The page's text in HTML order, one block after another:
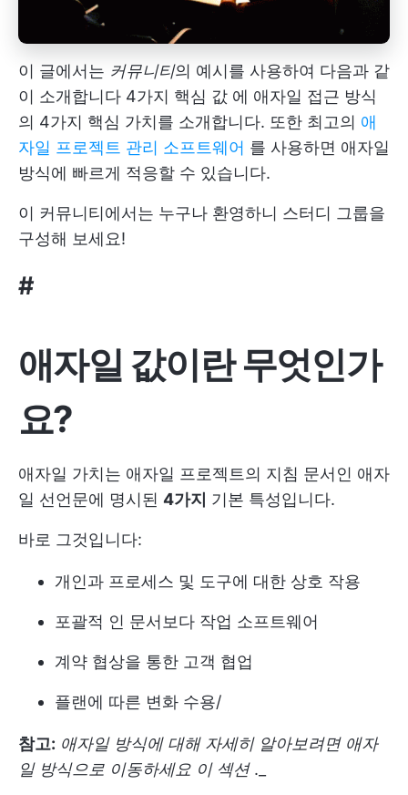
이 글에서는 커뮤니티의 예시를 사용하여 다음과 같
이 소개합니다 4가지 핵심 값 에 애자일 접근 방식
의 4가지 핵심 가치를 소개합니다. 또한 최고의 애
자일 프로젝트 관리 소프트웨어 를 사용하면 애자일
방식에 빠르게 적응할 수 있습니다.
이 커뮤니티에서는 누구나 환영하니 스터디 그룹을
구성해 보세요!
#
애자일 값이란 무엇인가
요?
애자일 가치는 애자일 프로젝트의 지침 문서인 애자
일 선언문에 명시된 4가지 기본 특성입니다.
바로 그것입니다:
개인과 프로세스 및 도구에 대한 상호 작용
포괄적 인 문서보다 작업 소프트웨어
계약 협상을 통한 고객 협업
플랜에 따른 변화 수용/
참고: 애자일 방식에 대해 자세히 알아보려면 애자
일 방식으로 이동하세요 이 섹션 ._